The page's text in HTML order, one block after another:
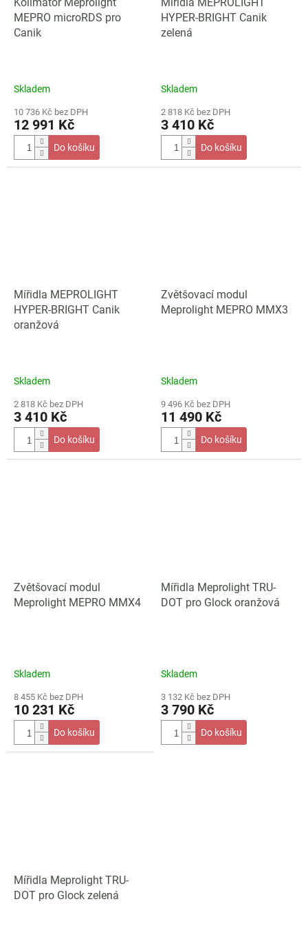
MEPRO microRDS pro
Canik
Skladem
10 736 Kč bez DPH
12 991 Kč
Do košíku
HYPER-BRIGHT Canik
zelená
Skladem
2 818 Kč bez DPH
3 410 Kč
Do košíku
Mířidla MEPROLIGHT
HYPER-BRIGHT Canik
oranžová
Skladem
2 818 Kč bez DPH
3 410 Kč
Do košíku
Zvětšovací modul
Meprolight MEPRO MMX3
Skladem
9 496 Kč bez DPH
11 490 Kč
Do košíku
Zvětšovací modul
Meprolight MEPRO MMX4
Skladem
8 455 Kč bez DPH
10 231 Kč
Do košíku
Mířidla Meprolight TRU-
DOT pro Glock oranžová
Skladem
3 132 Kč bez DPH
3 790 Kč
Do košíku
Mířidla Meprolight TRU-
DOT pro Glock zelená